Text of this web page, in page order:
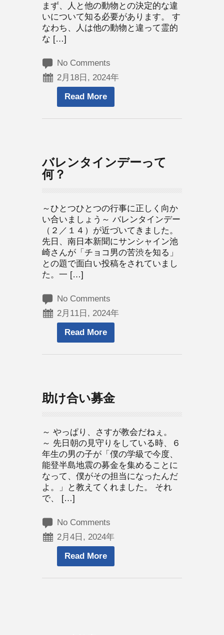
まず、人と他の動物との決定的な違
いについて知る必要があります。 す
なわち、人は他の動物と違って霊的
な […]
No Comments
2月18日, 2024年
Read More
バレンタインデーって
何？
～ひとつひとつの行事に正しく向か
い合いましょう～ バレンタインデー
（２／１４）が近づいてきました。
先日、南日本新聞にサンシャイン池
崎さんが「チョコ男の苦渋を知る」
との題で面白い投稿をされていまし
た。一 […]
No Comments
2月11日, 2024年
Read More
助け合い募金
～ やっぱり、さすが教会だねぇ。
～ 先日朝の見守りをしている時、６
年生の男の子が「僕の学級で今度、
能登半島地震の募金を集めることに
なって、僕がその担当になったんだ
よ。」と教えてくれました。 それ
で、 […]
No Comments
2月4日, 2024年
Read More